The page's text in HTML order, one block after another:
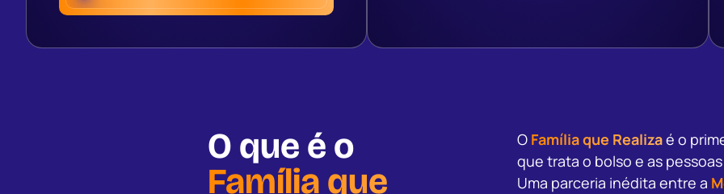
O que é o
Família que
O Família que Realizaé o
que trata o bolso e as
Uma parceria inédita entre a